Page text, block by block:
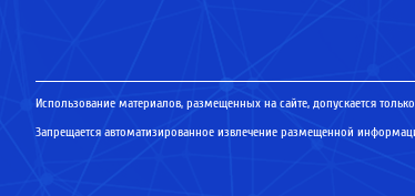
Использование материалов, размещенных на сайте, допускается
Запрещается автоматизированное извлечение размещенной